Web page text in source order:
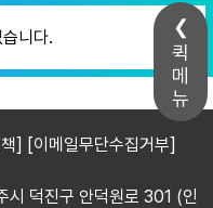
퀵
메
뉴
니다.
] [이메일무단수집거부]
덕진구 안덕원로 301 (인